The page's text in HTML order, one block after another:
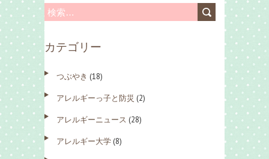
検
:カテゴリー
つぶやき (18)
アレルギーっ子と防災 (2)
アレルギーニュース (28)
アレルギー大学 (8)